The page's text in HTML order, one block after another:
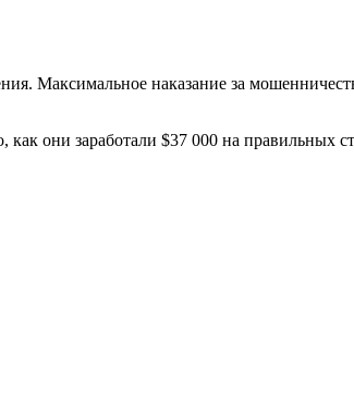
Максимальное наказание за
как они заработали $37 000 на правильных